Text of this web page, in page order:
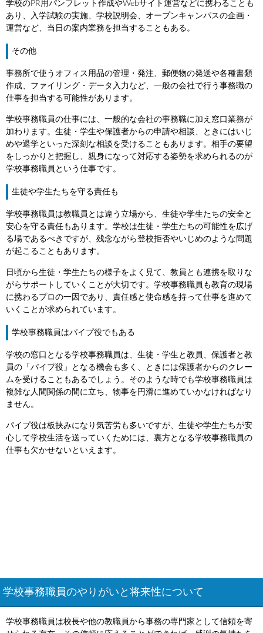
学校のPR用パンフレット作成やWebサイト運営などに携わることも
あり、入学試験の実施、学校説明会、オープンキャンパスの企画・
運営など、当日の案内業務を担当することもある。
その他
事務所で使うオフィス用品の管理・発注、郵便物の発送や各種書類
作成、ファイリング・データ入力など、一般の会社で行う事務職の
仕事を担当する可能性があります。
学校事務職員の仕事には、一般的な会社の事務職に加え窓口業務が
加わります。生徒・学生や保護者からの申請や相談、ときにはいじ
めや退学といった深刻な相談を受けることもあります。相手の要望
をしっかりと把握し、親身になって対応する姿勢を求められるのが
学校事務職員という仕事です。
生徒や学生たちを守る責任も
学校事務職員は教職員とは違う立場から、生徒や学生たちの安全と
安心を守る責任もあります。学校は生徒・学生たちの可能性を広げ
る場であるべきですが、残念ながら登校拒否やいじめのような問題
が起こることもあります。
日頃から生徒・学生たちの様子をよく見て、教員とも連携を取りな
がらサポートしていくことが大切です。学校事務職員も教育の現場
に携わるプロの一因であり、責任感と使命感を持って仕事を進めて
いくことが求められています。
学校事務職員はパイプ役でもある
学校の窓口となる学校事務職員は、生徒・学生と教員、保護者と教
員の「パイプ役」となる機会も多く、ときには保護者からのクレー
ムを受けることもあるでしょう。そのような時でも学校事務職員は
複雑な人間関係の間に立ち、物事を円滑に進めていかなければなり
ません。
パイプ役は板挟みになり気苦労も多いですが、生徒や学生たちが安
心して学校生活を送っていくためには、裏方となる学校事務職員の
仕事も欠かせないといえます。
学校事務職員のやりがいと将来性について
学校事務職員は校長や他の教職員から事務の専門家として信頼を寄